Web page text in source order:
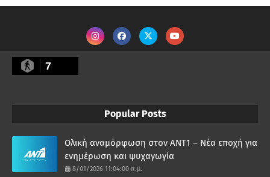
7
Popular Posts
Ολική αναμόρφωση στον ΑΝΤ1 – Νέα εποχή για
ενημέρωση και ψυχαγωγία
8/01/2026 11:04:00 π.μ.